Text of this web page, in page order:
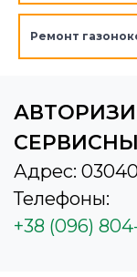
Ремонт
Адрес: 03040
Телефоны:
+38 (096)